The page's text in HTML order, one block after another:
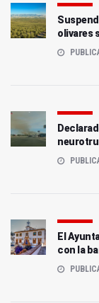
olivares
El
con la